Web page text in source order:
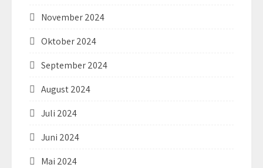
November 2024
Oktober 2024
September 2024
August 2024
Juli 2024
Juni 2024
Mai 2024